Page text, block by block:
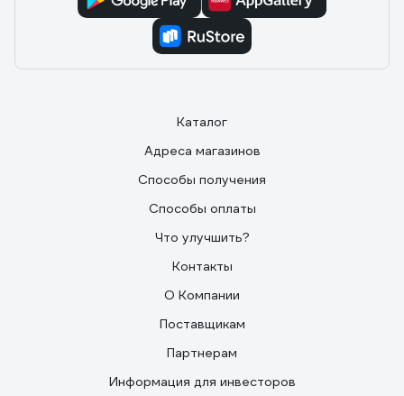
Каталог
Адреса магазинов
Способы получения
Способы оплаты
Что улучшить?
Контакты
О Компании
Поставщикам
Партнерам
Информация для инвесторов